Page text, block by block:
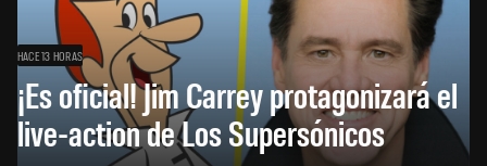
HACE 13 HORAS
¡Es oficial! Jim Carrey protagonizará el
live-action de Los Supersónicos